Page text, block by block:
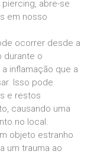
abre-se
em nosso
ocorrer desde a
durante o
inflamação que a
Isso pode
e restos
causando uma
no local.
objeto estranho
um trauma ao